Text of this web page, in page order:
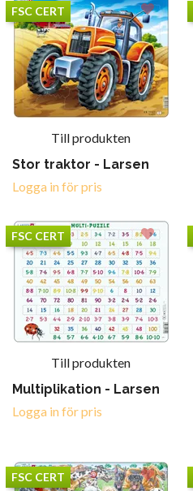
FSC CERT
Till produkten
Stor traktor - Larsen
Logga in för pris
FSC CERT
Till produkten
Multiplikation - Larsen
Logga in för pris
FSC CERT